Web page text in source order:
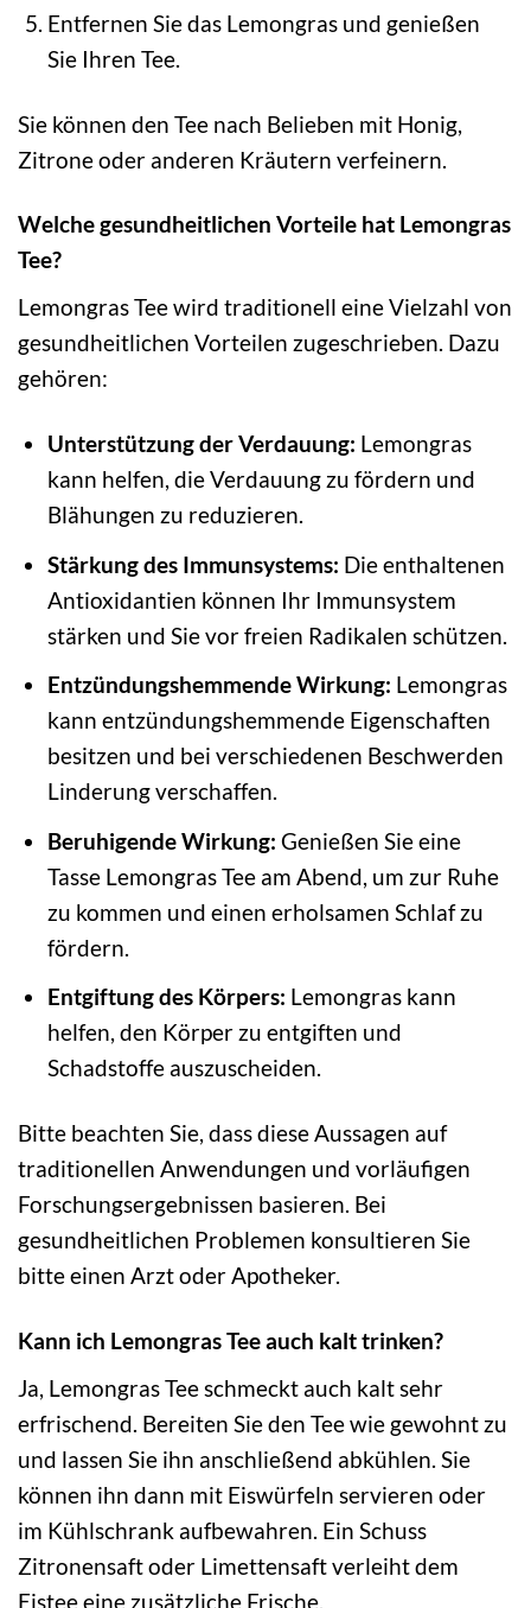
Entfernen Sie das Lemongras und genießen
Sie Ihren Tee.
Sie können den Tee nach Belieben mit Honig,
Zitrone oder anderen Kräutern verfeinern.
Welche gesundheitlichen Vorteile hat Lemongras
Tee?
Lemongras Tee wird traditionell eine Vielzahl von
gesundheitlichen Vorteilen zugeschrieben. Dazu
gehören:
Unterstützung der Verdauung: Lemongras
kann helfen, die Verdauung zu fördern und
Blähungen zu reduzieren.
Stärkung des Immunsystems: Die enthaltenen
Antioxidantien können Ihr Immunsystem
stärken und Sie vor freien Radikalen schützen.
Entzündungshemmende Wirkung: Lemongras
kann entzündungshemmende Eigenschaften
besitzen und bei verschiedenen Beschwerden
Linderung verschaffen.
Beruhigende Wirkung: Genießen Sie eine
Tasse Lemongras Tee am Abend, um zur Ruhe
zu kommen und einen erholsamen Schlaf zu
fördern.
Entgiftung des Körpers: Lemongras kann
helfen, den Körper zu entgiften und
Schadstoffe auszuscheiden.
Bitte beachten Sie, dass diese Aussagen auf
traditionellen Anwendungen und vorläufigen
Forschungsergebnissen basieren. Bei
gesundheitlichen Problemen konsultieren Sie
bitte einen Arzt oder Apotheker.
Kann ich Lemongras Tee auch kalt trinken?
Ja, Lemongras Tee schmeckt auch kalt sehr
erfrischend. Bereiten Sie den Tee wie gewohnt zu
und lassen Sie ihn anschließend abkühlen. Sie
können ihn dann mit Eiswürfeln servieren oder
im Kühlschrank aufbewahren. Ein Schuss
Zitronensaft oder Limettensaft verleiht dem
Eistee eine zusätzliche Frische.